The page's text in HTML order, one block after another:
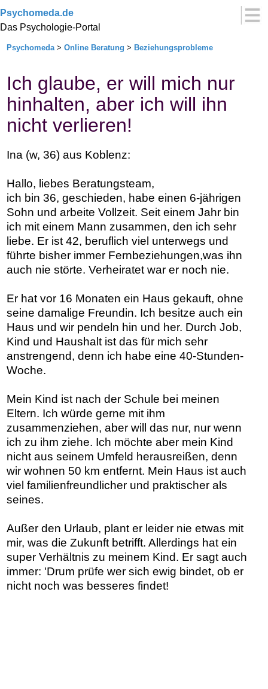
Psychomeda.de
Das Psychologie-Portal
Psychomeda>Online Beratung > Beziehungsprobleme
Ich glaube, er will mich nur
hinhalten, aber ich will ihn
nicht verlieren!
Ina (w, 36) aus Koblenz:
Hallo, liebes Beratungsteam,
ich bin 36, geschieden, habe einen 6-jährigen
Sohn und arbeite Vollzeit. Seit einem Jahr bin
ich mit einem Mann zusammen, den ich sehr
liebe. Er ist 42, beruflich viel unterwegs und
führte bisher immer Fernbeziehungen,was ihn
auch nie störte. Verheiratet war er noch nie.
Er hat vor 16 Monaten ein Haus gekauft, ohne
seine damalige Freundin. Ich besitze auch ein
Haus und wir pendeln hin und her. Durch Job,
Kind und Haushalt ist das für mich sehr
anstrengend, denn ich habe eine 40-Stunden-
Woche.
Mein Kind ist nach der Schule bei meinen
Eltern. Ich würde gerne mit ihm
zusammenziehen, aber will das nur, nur wenn
ich zu ihm ziehe. Ich möchte aber mein Kind
nicht aus seinem Umfeld herausreißen, denn
wir wohnen 50 km entfernt. Mein Haus ist auch
viel familienfreundlicher und praktischer als
seines.
Außer den Urlaub, plant er leider nie etwas mit
mir, was die Zukunft betrifft. Allerdings hat ein
super Verhältnis zu meinem Kind. Er sagt auch
immer: 'Drum prüfe wer sich ewig bindet, ob er
nicht noch was besseres findet!